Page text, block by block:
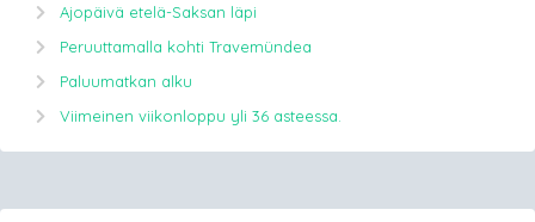
Ajopäivä etelä-Saksan läpi
Peruuttamalla kohti Travemündea
Paluumatkan alku
Viimeinen viikonloppu yli 36 asteessa.